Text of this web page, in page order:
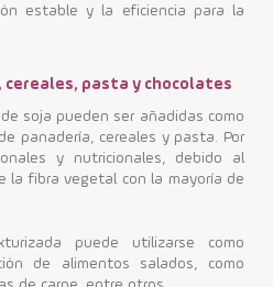
estable y la eficiencia para la
cereales, pasta y chocolates
soja pueden ser añadidas como
panadería, cereales y pasta. Por
y nutricionales, debido al
la fibra vegetal con la mayoría de
puede utilizarse como
de alimentos salados, como